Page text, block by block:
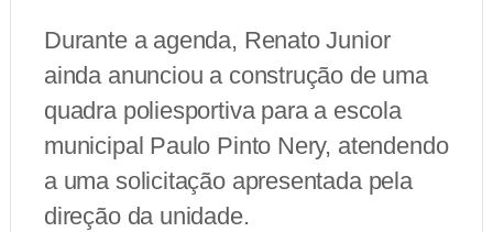
Durante a agenda, Renato Junior
ainda anunciou a construção de uma
quadra poliesportiva para a escola
municipal Paulo Pinto Nery, atendendo
a uma solicitação apresentada pela
direção da unidade.